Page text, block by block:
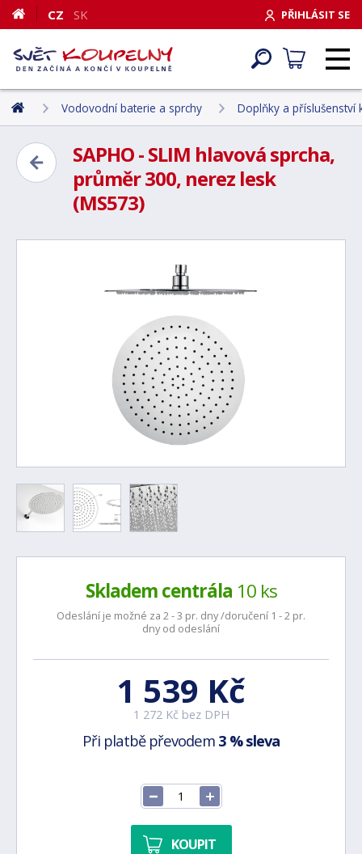
PŘIHLÁSIT SE
CZ SK
Vodovodní baterie a sprchy Doplňky a příslušenství
SAPHO - SLIM hlavová sprcha,
průměr 300, nerez lesk
(MS573)
Skladem centrála 10 ks
Odeslání je možné za 2 - 3 pr. dny /doručení 1 - 2 pr.
dny od odeslání
1 539 Kč
1 272 Kč bez DPH
Při platbě převodem 3 % sleva
KOUPIT